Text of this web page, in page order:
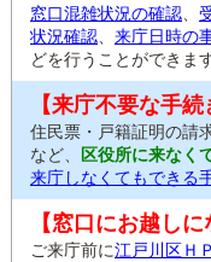
窓口混雑状況の確認
状況確認
来庁日時の
どを行うことができます
【来庁不要な手続
住民票・戸籍証明の請
など、
区役所に来なく
来庁しなくてもできる
【窓口にお越しに
ご来庁前に江戸川区Ｈ